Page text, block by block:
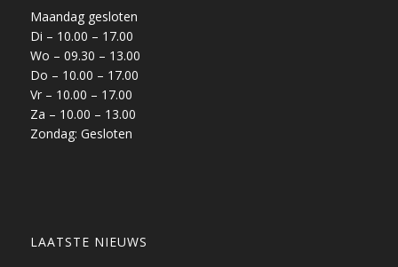
Maandag gesloten
Di – 10.00 – 17.00
Wo – 09.30 – 13.00
Do – 10.00 – 17.00
Vr – 10.00 – 17.00
Za – 10.00 – 13.00
Zondag: Gesloten
LAATSTE NIEUWS